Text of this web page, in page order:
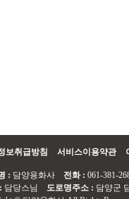
보취급방침 서비스이용약관
: 담양용화사 전화 : 061-381-
담당스님 도로명주소 : 담양군